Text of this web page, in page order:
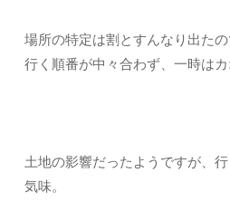
場所の特定は割とすんなり出た
行く順番が中々合わず、一時はカ
土地の影響だったようですが、
気味。